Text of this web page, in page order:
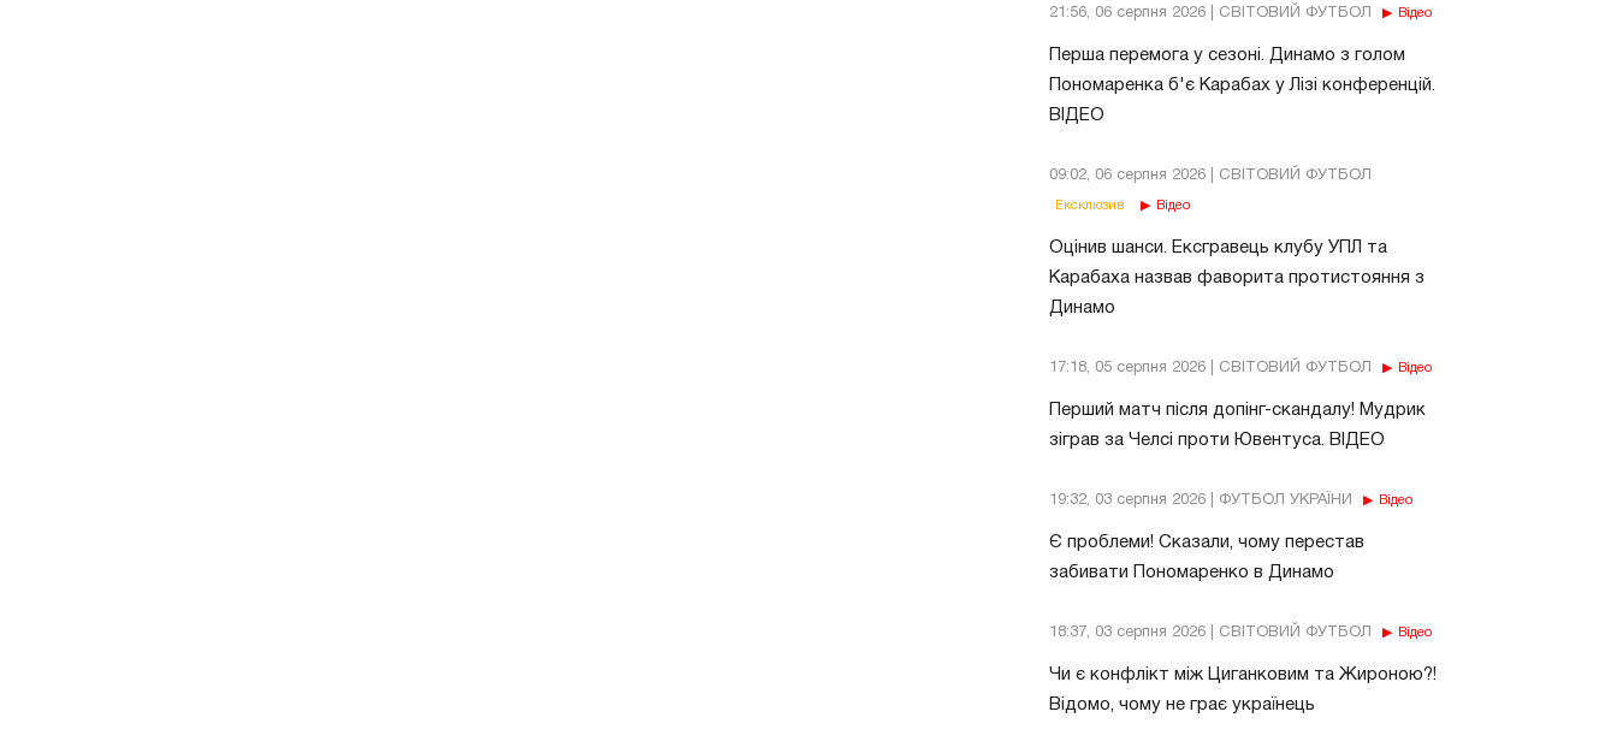
21:56, 06 серпня 2026 | СВІТОВИЙ ФУТБОЛ Відео
Перша перемога у сезоні. Динамо з голом
Пономаренка б'є Карабах у Лізі конференцій.
ВІДЕО
09:02, 06 серпня 2026 | СВІТОВИЙ ФУТБОЛ
Ексклюзив Відео
Оцінив шанси. Ексгравець клубу УПЛ та
Карабаха назвав фаворита протистояння з
Динамо
17:18, 05 серпня 2026 | СВІТОВИЙ ФУТБОЛ Відео
Перший матч після допінг-скандалу! Мудрик
зіграв за Челсі проти Ювентуса. ВІДЕО
19:32, 03 серпня 2026 | ФУТБОЛ УКРАЇНИ Відео
Є проблеми! Сказали, чому перестав
забивати Пономаренко в Динамо
18:37, 03 серпня 2026 | СВІТОВИЙ ФУТБОЛ Відео
Чи є конфлікт між Циганковим та Жироною?!
Відомо, чому не грає українець